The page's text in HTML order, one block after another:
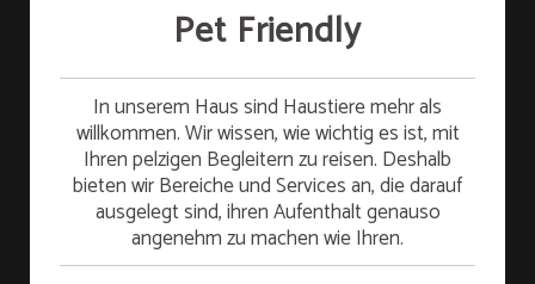
FINANZIERT DURCH:
Kostenloses Frühstück
Übernachten Sie am Sonntag und genießen Sie
am Montag ein KOSTENLOSES Frühstück.
Starten Sie mit voller Energie in die Woche!
*Je nach Verfügbarkeit.
Pet Friendly
In unserem Haus sind Haustiere mehr als
willkommen. Wir wissen, wie wichtig es ist, mit
Ihren pelzigen Begleitern zu reisen. Deshalb
bieten wir Bereiche und Services an, die darauf
ausgelegt sind, ihren Aufenthalt genauso
angenehm zu machen wie Ihren.